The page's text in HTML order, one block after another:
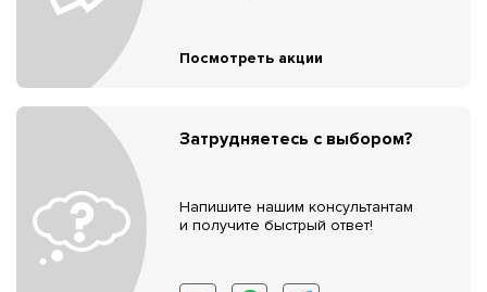
Посмотреть акции
Затрудняетесь с выбором?
Напишите нашим консультантам
и получите быстрый ответ!